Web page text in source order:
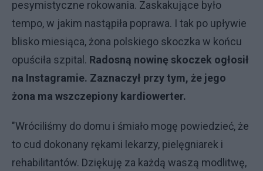
pesymistyczne rokowania. Zaskakujące było
tempo, w jakim nastąpiła poprawa. I tak po upływie
blisko miesiąca, żona polskiego skoczka w końcu
opuściła szpital. Radosną nowinę skoczek ogłosił
na Instagramie. Zaznaczył przy tym, że jego
żona ma wszczepiony kardiowerter.
"Wróciliśmy do domu i śmiało mogę powiedzieć, że
to cud dokonany rękami lekarzy, pielęgniarek i
rehabilitantów. Dziękuję za każdą waszą modlitwę,